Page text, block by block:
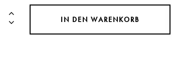
IN DEN WARENKORB